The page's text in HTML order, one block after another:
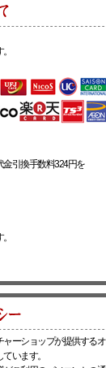
引換手数料324円を
ーショップが提供するオ
います。